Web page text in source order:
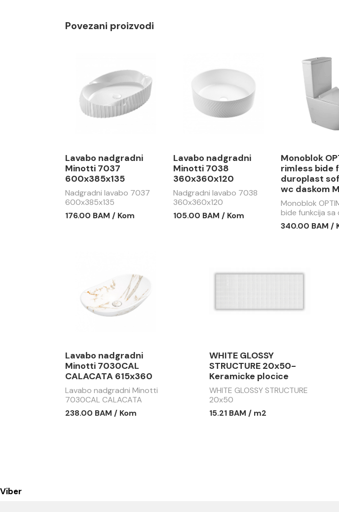
Povezani proizvodi
Lavabo nadgradni
Minotti 7037
600x385x135
Nadgradni lavabo 7037
600x385x135
176.00 BAM / Kom
Lavabo nadgradni
Minotti 7038
360x360x120
Nadgradni lavabo 7038
360x360x120
105.00 BAM / Kom
Monoblok
rimless bide
duroplast
wc daskom
Monoblok
bide funkcija
soft close wc
MBF002
340.00 BAM /
Lavabo nadgradni
Minotti 7030CAL
CALACATA 615x360
Lavabo nadgradni Minotti
7030CAL CALACATA
615x360
238.00 BAM / Kom
WHITE GLOSSY
STRUCTURE 20x50-
Keramicke plocice
WHITE GLOSSY STRUCTURE
20x50
15.21 BAM / m2
Viber